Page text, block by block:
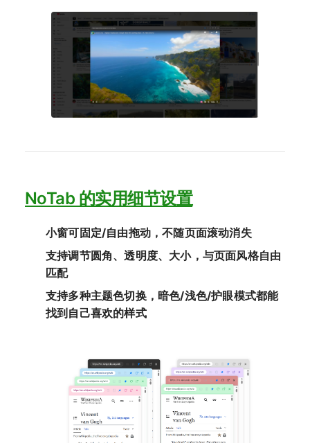
NoTab 的实用细节设置
小窗可固定/自由拖动，不随页面滚动消失
支持调节圆角、透明度、大小，与页面风格自由
匹配
支持多种主题色切换，暗色/浅色/护眼模式都能
找到自己喜欢的样式